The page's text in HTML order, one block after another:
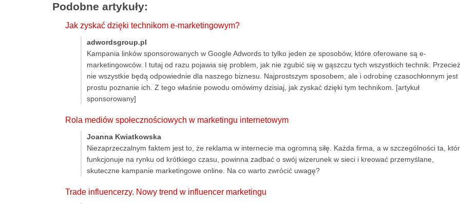
Podobne artykuły:
Jak zyskać dzięki technikom e-marketingowym?
adwordsgroup.pl
Kampania linków sponsorowanych w Google Adwords to tylko jeden ze sposobów, które oferowane są e-
marketingowców. I tutaj od razu pojawia się problem, jak nie zgubić się w gąszczu tych wszystkich technik. Przecież
nie wszystkie będą odpowiednie dla naszego biznesu. Najprostszym sposobem, ale i odrobinę czasochłonnym jest
prostu poznanie ich. Z tego właśnie powodu omówimy dzisiaj, jak zyskać dzięki tym technikom. [artykuł
sponsorowany]
Rola mediów społecznościowych w marketingu internetowym
Joanna Kwiatkowska
Niezaprzeczalnym faktem jest to, że reklama w internecie ma ogromną siłę. Każda firma, a w szczególności ta,
funkcjonuje na rynku od krótkiego czasu, powinna zadbać o swój wizerunek w sieci i kreować przemyślane,
skuteczne kampanie marketingowe online. Na co warto zwrócić uwagę?
Trade influencerzy. Nowy trend w influencer marketingu